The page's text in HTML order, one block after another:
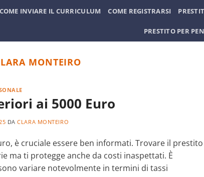
COME INVIARE IL CURRICULUM COME REGISTRARSI
PRESTITO PER
MONTEIRO
ai 5000 Euro
DACLARA MONTEIRO
è cruciale essere ben informati. Trovare il prestito
ma ti protegge anche da costi inaspettati. È
variare notevolmente in termini di tassi